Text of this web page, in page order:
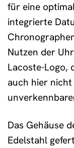
für eine
integrierte
Nutzen der
Lacoste-Logo,
auch hier
Das Gehäuse
Edelstahl